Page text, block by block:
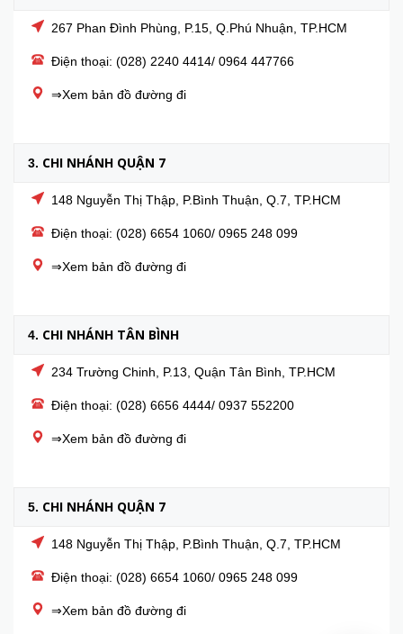
267 Phan Đình Phùng, P.15, Q.Phú Nhuận, TP.HCM
Điện thoại: (028) 2240 4414/ 0964 447766
⇒Xem bản đồ đường đi
3. CHI NHÁNH QUẬN 7
148 Nguyễn Thị Thập, P.Bình Thuận, Q.7, TP.HCM
Điện thoại: (028) 6654 1060/ 0965 248 099
⇒Xem bản đồ đường đi
4. CHI NHÁNH TÂN BÌNH
234 Trường Chinh, P.13, Quận Tân Bình, TP.HCM
Điện thoại: (028) 6656 4444/ 0937 552200
⇒Xem bản đồ đường đi
5. CHI NHÁNH QUẬN 7
148 Nguyễn Thị Thập, P.Bình Thuận, Q.7, TP.HCM
Điện thoại: (028) 6654 1060/ 0965 248 099
⇒Xem bản đồ đường đi